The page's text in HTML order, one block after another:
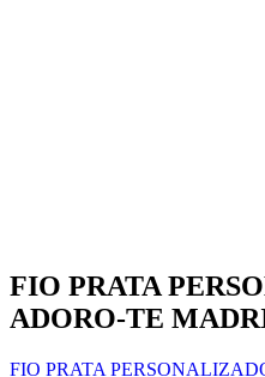
FIO PRATA
ADORO-TE
FIO PRATA